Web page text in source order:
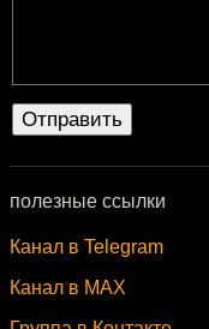
полезные ссылки
Канал в Telegram
Канал в MAX